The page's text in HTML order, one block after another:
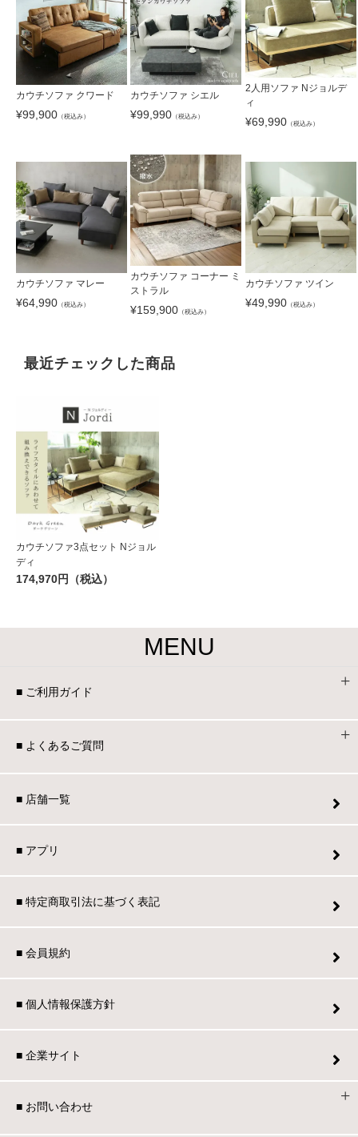
カウチソファ クワード
¥99,900 （税込み）
カウチソファ シエル
¥99,990 （税込み）
2人用ソファ Nジョルデ
ィ
¥69,990（税込み）
カウチソファ マレー
¥64,990 （税込み）
カウチソファ コーナー ミ
ストラル
¥159,900 （税込み）
カウチソファ ツイン
¥49,990（税込み）
最近チェックした商品
カウチソファ3点セット Nジョル
ディ
174,970円（税込）
MENU
■ ご利用ガイド
■ よくあるご質問
■ 店舗一覧
■ アプリ
■ 特定商取引法に基づく表記
■ 会員規約
■ 個人情報保護方針
■ 企業サイト
■ お問い合わせ